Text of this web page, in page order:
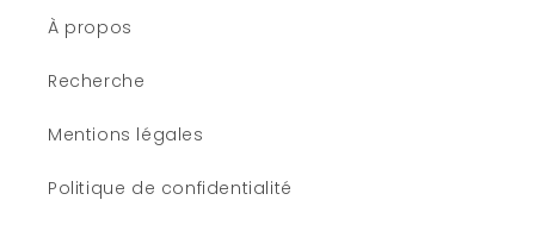
À propos
Recherche
Mentions légales
Politique de confidentialité